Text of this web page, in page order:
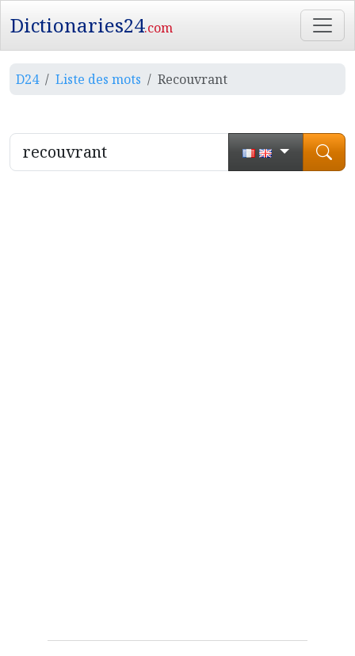
Dictionaries24.com
D24 Liste des mots Recouvrant